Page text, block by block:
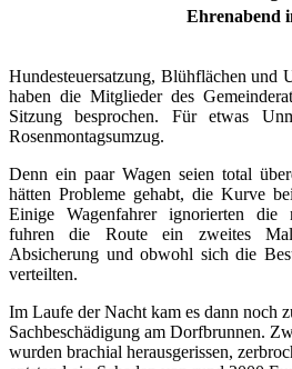
Ehrenabend
Hundesteuersatzung, Blühflächen und
haben die Mitglieder des
Sitzung besprochen. Für etwas
Rosenmontagsumzug.
Denn ein paar Wagen seien total
hätten Probleme gehabt, die Kurve
Einige Wagenfahrer ignorierten die
fuhren die Route ein zweites
Absicherung und obwohl sich die
verteilten.
Im Laufe der Nacht kam es dann noch
Sachbeschädigung am Dorfbrunnen.
wurden brachial herausgerissen,